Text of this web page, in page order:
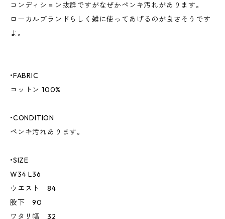
コンディション抜群ですがなぜかペンキ汚れがあります。
ローカルブランドらしく雑に使ってあげるのが良さそうです
よ。
•FABRIC
コットン 100%
•CONDITION
ペンキ汚れあります。
•SIZE
W34 L36
ウエスト 84
股下 90
ワタリ幅 32